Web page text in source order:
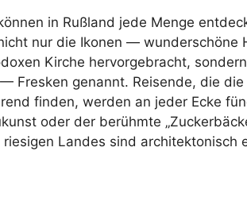
in Rußland jede Menge
nur die Ikonen — wunderschöne
Kirche hervorgebracht,
Fresken genannt. Reisende, die
finden, werden an jeder Ecke
oder der berühmte
Landes sind architektonisch